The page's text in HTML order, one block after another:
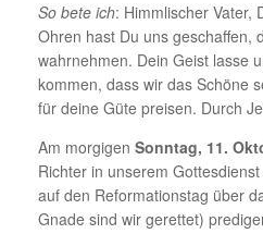
So bete ich: Himmlischer Vater,
Ohren hast Du uns geschaffen,
wahrnehmen. Dein Geist lasse
kommen, dass wir das Schöne
für deine Güte preisen. Durch
Am morgigen Sonntag, 11.
Richter in unserem
auf den Reformationstag über
Gnade sind wir gerettet)